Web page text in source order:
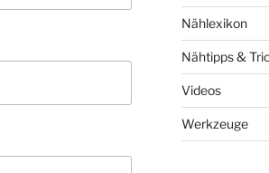
Nählexikon
Nähtipps &
Videos
Werkzeuge